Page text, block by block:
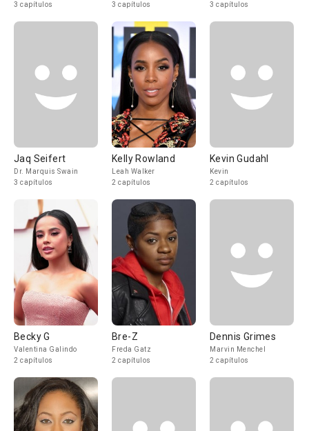
3 capítulos
3 capítulos
3 capítulos
Jaq Seifert
Dr. Marquis Swain
3 capítulos
Kelly Rowland
Leah Walker
2 capítulos
Kevin Gudahl
Kevin
2 capítulos
Becky G
Valentina Galindo
2 capítulos
Bre-Z
Freda Gatz
2 capítulos
Dennis Grimes
Marvin Menchel
2 capítulos